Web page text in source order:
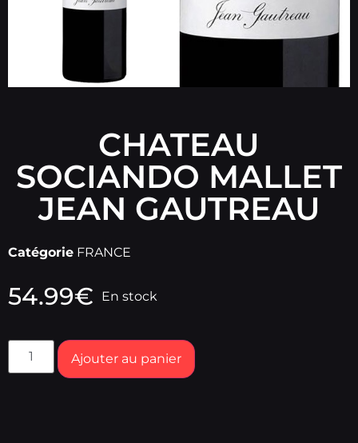
CHATEAU
SOCIANDO MALLET
JEAN GAUTREAU
Catégorie FRANCE
54.99€ En stock
Ajouter au panier